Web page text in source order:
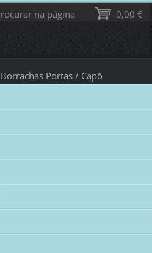
Borrachas Portas / Capô
0,00 €
na página